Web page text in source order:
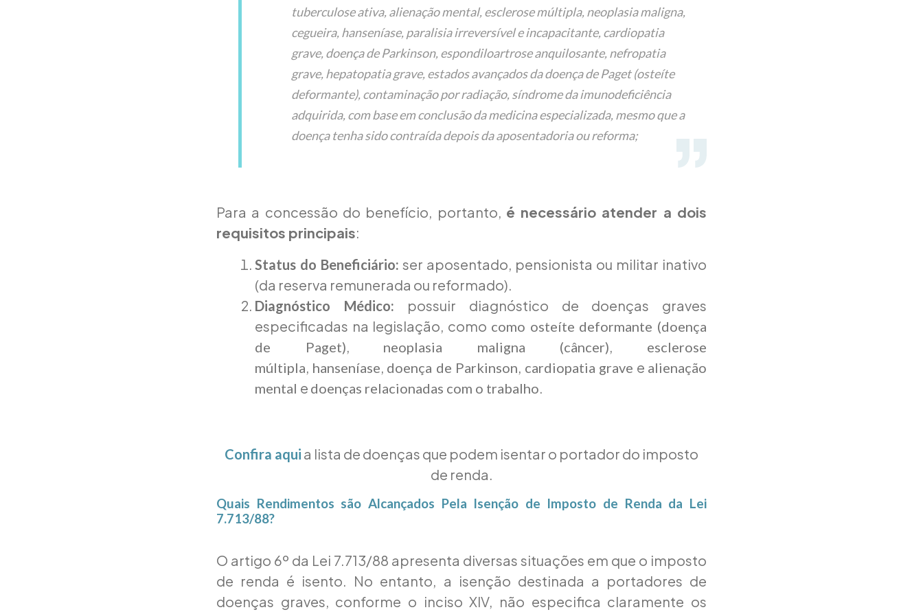
tuberculose ativa, alienação mental, esclerose múltipla, neoplasia maligna,
cegueira, hanseníase, paralisia irreversível e incapacitante, cardiopatia
grave, doença de Parkinson, espondiloartrose anquilosante, nefropatia
grave, hepatopatia grave, estados avançados da doença de Paget (osteíte
deformante), contaminação por radiação, síndrome da imunodeficiência
adquirida, com base em conclusão da medicina especializada, mesmo que a
doença tenha sido contraída depois da aposentadoria ou reforma;
Para a concessão do benefício, portanto, é necessário atender a dois
requisitos principais:
Status do Beneficiário: ser aposentado, pensionista ou militar inativo
(da reserva remunerada ou reformado).
Diagnóstico Médico: possuir diagnóstico de doenças graves
especificadas na legislação, como como osteíte deformante (doença
de Paget), neoplasia maligna (câncer), esclerose
múltipla, hanseníase, doença de Parkinson, cardiopatia grave e alienação
mental e doenças relacionadas com o trabalho.
Confira aqui a lista de doenças que podem isentar o portador do imposto
de renda.
Quais Rendimentos são Alcançados Pela Isenção de Imposto de Renda da Lei
7.713/88?
O artigo 6º da Lei 7.713/88 apresenta diversas situações em que o imposto
de renda é isento. No entanto, a isenção destinada a portadores de
doenças graves, conforme o inciso XIV, não especifica claramente os